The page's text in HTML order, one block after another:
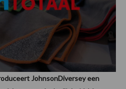
JohnsonDiversey een